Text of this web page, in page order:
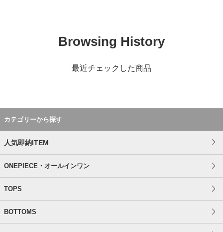
Browsing History
最近チェックした商品
カテゴリーから探す
人気即納ITEM
ONEPIECE・オールインワン
TOPS
BOTTOMS